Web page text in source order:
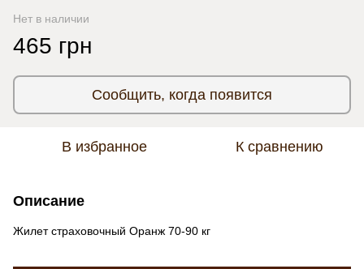
Нет в наличии
465 грн
Сообщить, когда появится
В избранное К сравнению
Описание
Жилет страховочный Оранж 70-90 кг